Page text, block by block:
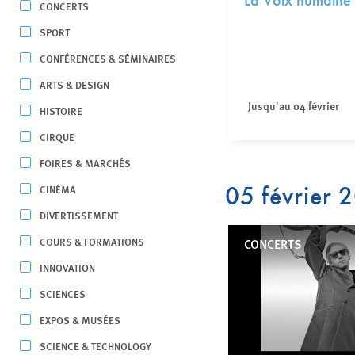
CONCERTS
SPORT
CONFÉRENCES & SÉMINAIRES
ARTS & DESIGN
HISTOIRE
CIRQUE
FOIRES & MARCHÉS
CINÉMA
DIVERTISSEMENT
COURS & FORMATIONS
INNOVATION
SCIENCES
EXPOS & MUSÉES
SCIENCE & TECHNOLOGY
Jusqu'au 04 février
05 février
CONCERTS